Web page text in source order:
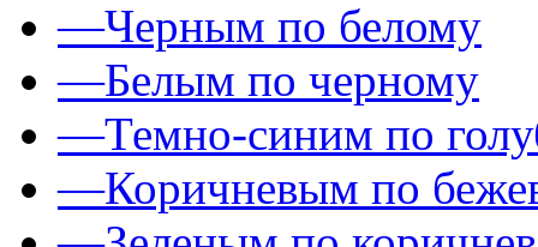
—Черным по белому
—Белым по черному
—Темно-синим по
—Коричневым по